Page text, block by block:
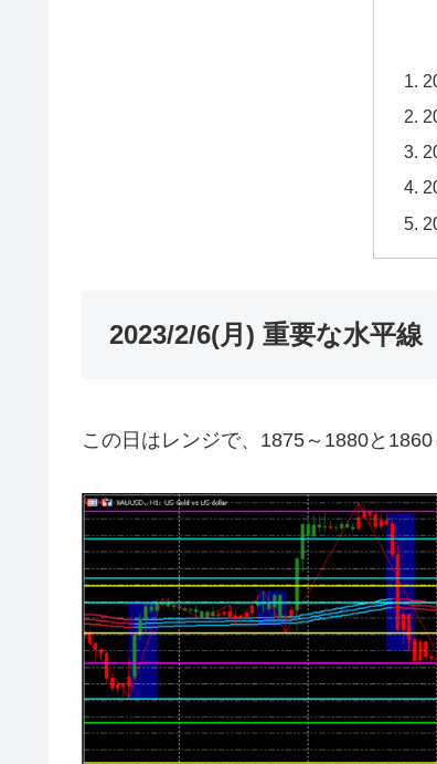
2023/2/6(月) 重要な水平線
この日はレンジで、1875～1880と